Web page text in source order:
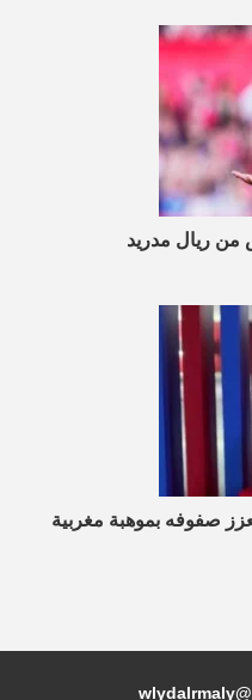
ريال مدريد
صفوفه بموهبة مغربية